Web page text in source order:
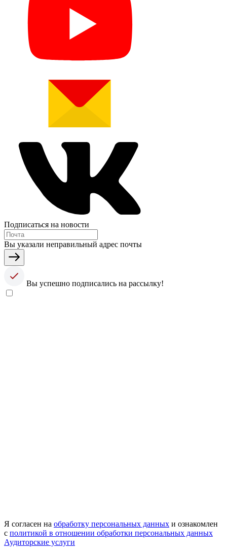
Подписаться на новости
Вы указали неправильный адрес почты
Вы успешно подписались на рассылку!
Я согласен на обработку персональных данных и ознакомлен
с политикой в отношении обработки персональных данных
Аудиторские услуги